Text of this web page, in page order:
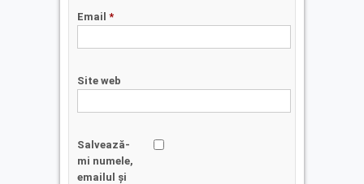
Email *
Site web
Salvează-
mi numele,
emailul și